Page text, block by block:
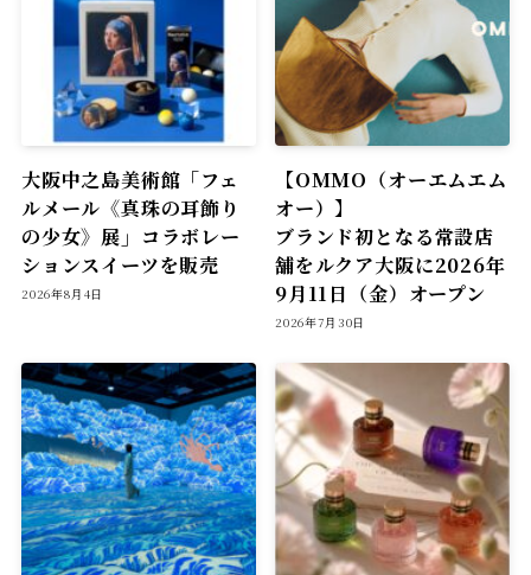
大阪中之島美術館「フェ
ルメール《真珠の耳飾り
の少女》展」コラボレー
ションスイーツを販売
2026年8月4日
【OMMO（オーエムエム
オー）】
ブランド初となる常設店
舗をルクア大阪に2026年
9月11日（金）オープン
2026年7月30日